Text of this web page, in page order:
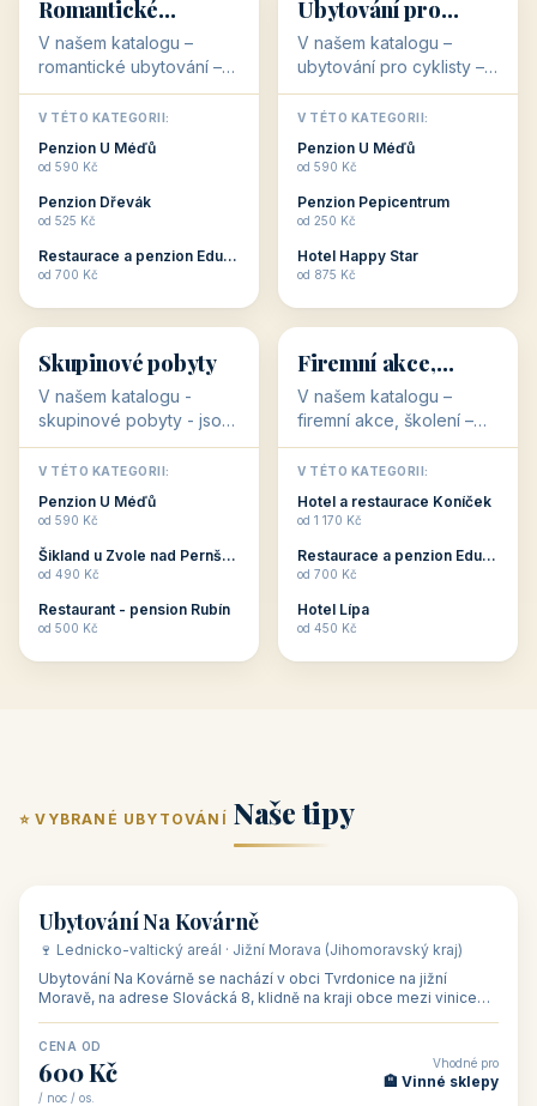
Romantické
ubytování
V našem katalogu –
romantické ubytování –
jsou pro Vás připraveny
objekty, které svojí
stavbou, polohou anebo
zaměřením nabízí
Romantické ...
V TÉTO KATEGORII:
Penzion U Méďů
od 590 Kč
Penzion Dřevák
od 525 Kč
Restaurace a penzion Eduard
od 700 Kč
Ubytování pro
cyklisty
V našem katalogu –
ubytování pro cyklisty –
jsou pro Vás připraveny
objekty, které jsou na
milovníky cykloturistiky
připraveny. Většinou mají
V TÉTO KATEGORII:
Penzion U Méďů
od 590 Kč
Penzion Pepicentrum
od 250 Kč
Hotel Happy Star
od 875 Kč
👥
👥
32 objektů
Skupinové pobyty
V našem katalogu -
skupinové pobyty - jsou
pro Vás připraveny
objekty, které nabízí
ubytování skupin v
penzionech, hotelích a
Budete překva...
V TÉTO KATEGORII:
Penzion U Méďů
od 590 Kč
Šikland u Zvole nad Pernštejnem
od 490 Kč
Restaurant - pension Rubín
od 500 Kč
💼
💼
31 objektů
Firemní akce,
školení
V našem katalogu –
firemní akce, školení –
jsou pro Vás připraveny
objekty, které mají
zkušenosti pořádat i
menší firemní akce a
ob...
V TÉTO KATEGORII:
Hotel a restaurace Koníček
od 1 170 Kč
Restaurace a penzion Eduard
od 700 Kč
Hotel Lípa
od 450 Kč
⭐ VYBRANÉ UBYTOVÁNÍ Naše tipy
🏡 penzion
Ubytování Na Kovárně
🍷 Lednicko-valtický areál · Jižní Morava (Jihomoravský kraj)
Ubytování Na Kovárně se nachází v obci Tvrdonice na jižní
Moravě, na adrese Slovácká 8, klidně na kraji obce mezi vinicemi,
CENA OD
600 Kč
/ noc / os.
Vhodné pro
🏨 Vinné sklepy